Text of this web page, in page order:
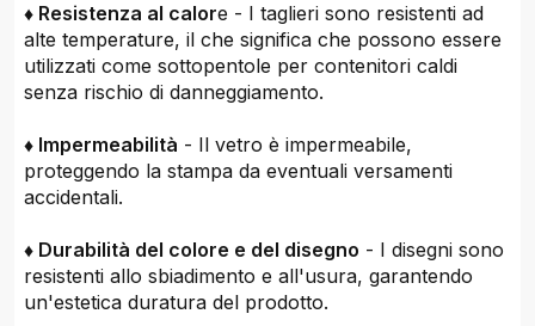
♦ Resistenza al calore - I taglieri sono resistenti ad
alte temperature, il che significa che possono essere
utilizzati come sottopentole per contenitori caldi
senza rischio di danneggiamento.
♦ Impermeabilità - Il vetro è impermeabile,
proteggendo la stampa da eventuali versamenti
accidentali.
♦ Durabilità del colore e del disegno - I disegni sono
resistenti allo sbiadimento e all'usura, garantendo
un'estetica duratura del prodotto.